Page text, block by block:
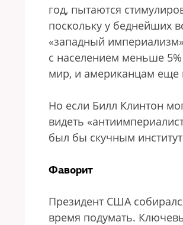
год, пытаются
поскольку у беднейших
«западный
с населением меньше
мир, и американцам еще
Но если Билл Клинтон
видеть
был бы скучным
Фаворит
Президент США
время подумать.